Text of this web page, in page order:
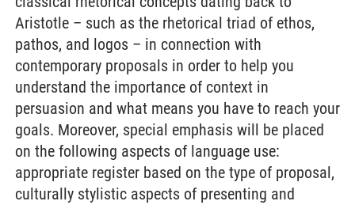
Aristotle – such as the rhetorical triad of ethos,
pathos, and logos – in connection with
contemporary proposals in order to help you
understand the importance of context in
persuasion and what means you have to reach your
goals. Moreover, special emphasis will be placed
on the following aspects of language use:
appropriate register based on the type of proposal,
culturally stylistic aspects of presenting and